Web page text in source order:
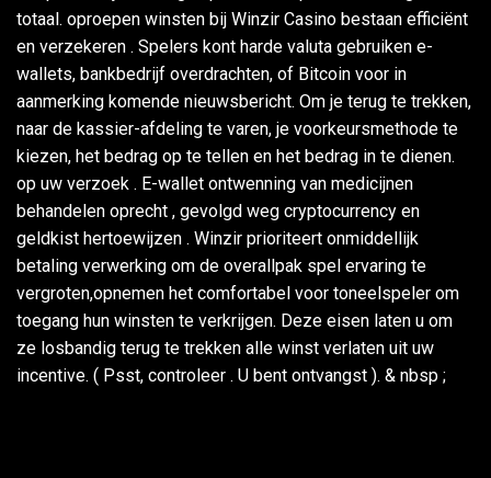
totaal. oproepen winsten bij Winzir Casino bestaan efficiënt
en verzekeren . Spelers kont harde valuta gebruiken e-
wallets, bankbedrijf overdrachten, of Bitcoin voor in
aanmerking komende nieuwsbericht. Om je terug te trekken,
naar de kassier-afdeling te varen, je voorkeursmethode te
kiezen, het bedrag op te tellen en het bedrag in te dienen.
op uw verzoek . E-wallet ontwenning van medicijnen
behandelen oprecht , gevolgd weg cryptocurrency en
geldkist hertoewijzen . Winzir prioriteert onmiddellijk
betaling verwerking om de overallpak spel ervaring te
vergroten,opnemen het comfortabel voor toneelspeler om
toegang hun winsten te verkrijgen. Deze eisen laten u om
ze losbandig terug te trekken alle winst verlaten uit uw
incentive. ( Psst, controleer . U bent ontvangst ). & nbsp ;